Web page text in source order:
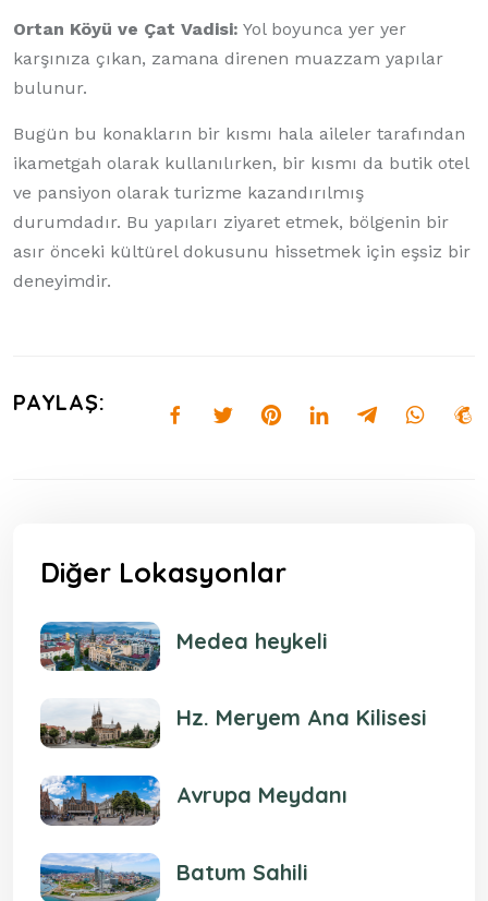
Ortan Köyü ve Çat Vadisi: Yol boyunca yer yer
karşınıza çıkan, zamana direnen muazzam yapılar
bulunur.
Bugün bu konakların bir kısmı hala aileler tarafından
ikametgah olarak kullanılırken, bir kısmı da butik otel
ve pansiyon olarak turizme kazandırılmış
durumdadır. Bu yapıları ziyaret etmek, bölgenin bir
asır önceki kültürel dokusunu hissetmek için eşsiz bir
deneyimdir.
PAYLAŞ:
Diğer Lokasyonlar
Medea heykeli
Hz. Meryem Ana Kilisesi
Avrupa Meydanı
Batum Sahili